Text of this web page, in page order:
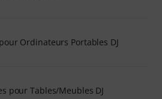
Ordinateurs Portables DJ
pour Tables/Meubles DJ